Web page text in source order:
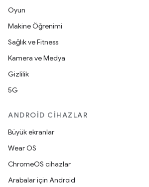
Oyun
Makine Öğrenimi
Sağlık ve Fitness
Kamera ve Medya
Gizlilik
5G
ANDROID CIHAZLAR
Büyük ekranlar
Wear OS
ChromeOS cihazlar
Arabalar için Android